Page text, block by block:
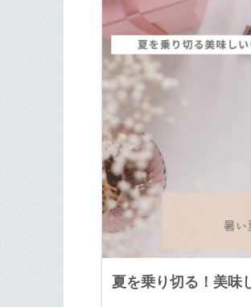
夏を乗り切る！美味